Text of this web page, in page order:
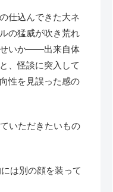
仕込んできた大ネ
の猛威が吹き荒れ
せいか――出来自体
、怪談に突入して
性を見誤った感の
いただきたいもの
は別の顔を装って